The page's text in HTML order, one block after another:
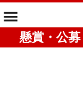
懸賞・公